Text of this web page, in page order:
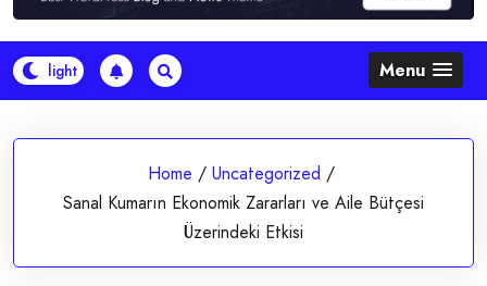
Menu
Home / Uncategorized /
Sanal Kumarın Ekonomik Zararları ve Aile Bütçesi
Üzerindeki Etkisi